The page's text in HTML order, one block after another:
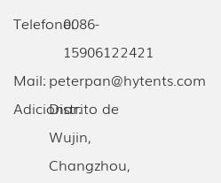
Adicionar:Distrito de
Wujin,
Changzhou,
Telefone:0086-
15906122421
Mail: peterpan@hytents.com